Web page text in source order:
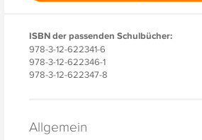
ISBN der passenden Schulbücher:
978-3-12-622341-6
978-3-12-622346-1
978-3-12-622347-8
Allgemein